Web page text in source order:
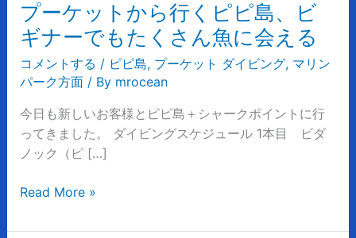
プーケットから行くピピ島、ビ
ギナーでもたくさん魚に会える
コメントする / ピピ島, プーケット ダイビング, マリン
パーク方面/ By mrocean
今日も新しいお客様とピピ島＋シャークポイントに行
ってきました。 ダイビングスケジュール 1本目 ビダ
ノック（ピ […]
ギ
ナ
ー
で
も
た
く
さ
魚
会
Read More »